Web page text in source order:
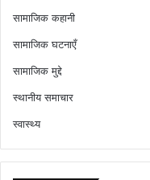
सामाजिक कहानी
सामाजिक घटनाएँ
सामाजिक मुद्दे
स्थानीय समाचार
स्वास्थ्य